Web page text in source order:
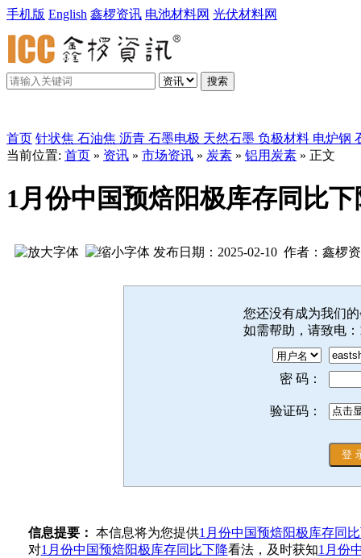
手机版 English 鑫椤资讯 电池材料网 光伏材料网
搜索
首页 针状焦 石油焦 沥青 石墨电极 天然石墨 负极材料 电炉钢
当前位置: 首页 » 资讯 » 市场资讯 » 炭素 » 铝用炭素 » 正文
1月份中国预焙阳极库存同比下
发布日期：2025-02-10 作者：鑫椤
您还没有成为我们
如需帮助，请致电：
密 码：
验证码：
信息提要： 本信息将为您提供1月份中国预焙阳极库存同
对1月份中国预焙阳极库存同比下降看法，及时获知1月份